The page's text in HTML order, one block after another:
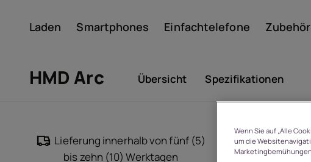
Laden Smartphones Einfachtelefone Zubehör
HMD Arc Übersicht Spezifikationen
Lieferung innerhalb von fünf (5)
bis zehn (10) Werktagen
14 Tage
Wenn Sie auf „Alle
um die